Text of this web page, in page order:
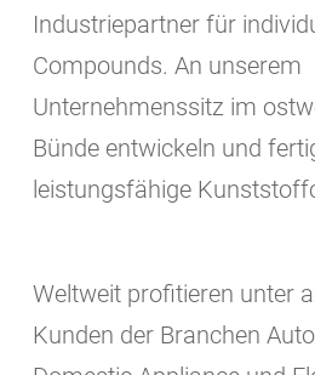
Industriepartner für
Compounds. An unserem
Unternehmenssitz im
Bünde entwickeln und
leistungsfähige
Weltweit profitieren unter
Kunden der Branchen